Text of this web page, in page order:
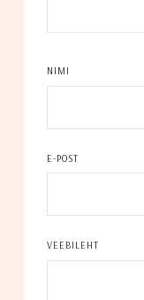
NIMI
E-POST
VEEBILEHT